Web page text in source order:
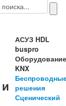
АСУЗ HDL
buspro
KNX
решения
Сценический